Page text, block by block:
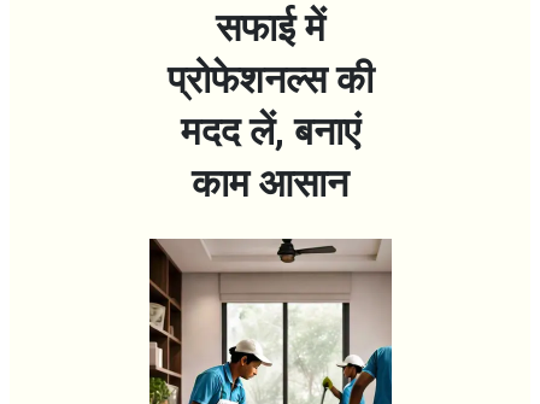
सफाई में
प्रोफेशनल्स की
मदद लें, बनाएं
काम आसान